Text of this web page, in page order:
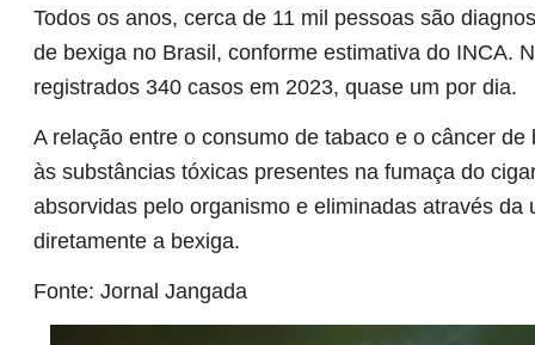
Todos os anos, cerca de 11 mil pessoas são
de bexiga no Brasil, conforme estimativa do INCA.
registrados 340 casos em 2023, quase um por dia.
A relação entre o consumo de tabaco e o câncer de
às substâncias tóxicas presentes na fumaça do
absorvidas pelo organismo e eliminadas através da
diretamente a bexiga.
Fonte: Jornal Jangada